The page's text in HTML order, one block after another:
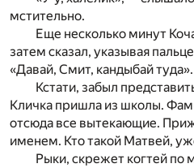
мстительно.
Еще несколько минут
затем сказал, указывая
«Давай, Смит, кандыбай туда».
Кстати, забыл
Кличка пришла из школы.
отсюда все вытекающие.
именем. Кто такой Матвей,
Рыки, скрежет когтей по